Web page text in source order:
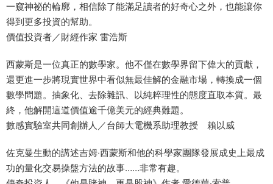
一窺神祕的輪廓，相信除了能滿足讀者的好奇心之外，也能讓你
得到更多投資的幫助。
價值投資者／財經作家 雷浩斯
西蒙斯是一位真正的數學家。他不僅在數學界留下偉大的貢獻，
還更進一步將現實世界中看似無最佳解的金融市場，轉換成一個
數學問題。抽象化、去除雜訊、以純粹理性的態度直取本質。最
終，他解開這道價值逾千億美元的經典難題。
數感實驗室共同創辦人／台師大電機系助理教授 賴以威
佐克曼生動的講述吉姆‧西蒙斯和他的科學家團隊發展成史上最成
功的量化交易操盤方法的故事……非常有趣。